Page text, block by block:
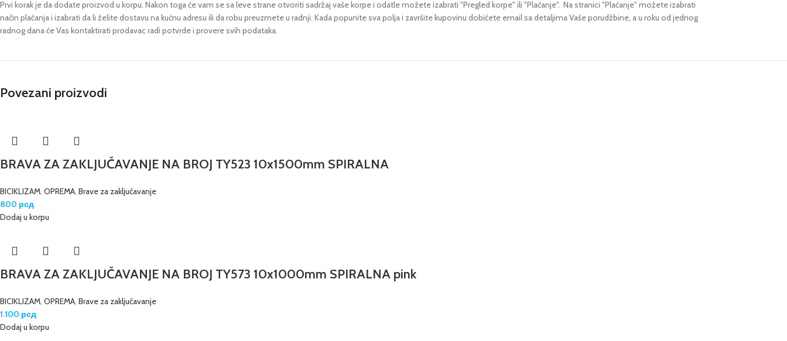
Prvi korak je da dodate proizvod u korpu. Nakon toga će vam se sa leve strane otvoriti sadržaj vaše korpe i odatle možete izabrati "Pregled korpe" ili "Plaćanje". Na stranici "Plaćanje" možete izabrati
način plaćanja i izabrati da li želite dostavu na kućnu adresu ili da robu preuzmete u radnji. Kada popunite sva polja i završite kupovinu dobićete email sa detaljima Vaše porudžbine, a u roku od jednog
radnog dana će Vas kontaktirati prodavac radi potvrde i provere svih podataka.
Povezani proizvodi
BRAVA ZA ZAKLJUČAVANJE NA BROJ TY523 10x1500mm SPIRALNA
BICIKLIZAM, OPREMA, Brave za zaključavanje
800 рсд
Dodaj u korpu
BRAVA ZA ZAKLJUČAVANJE NA BROJ TY573 10x1000mm SPIRALNA pink
BICIKLIZAM, OPREMA, Brave za zaključavanje
1.100 рсд
Dodaj u korpu